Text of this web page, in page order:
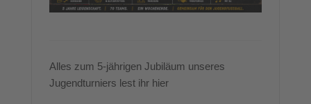
Alles zum 5-jährigen Jubiläum unseres
Jugendturniers lest ihr hier